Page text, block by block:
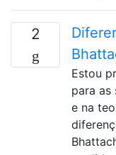
2
Estou
para as
e na